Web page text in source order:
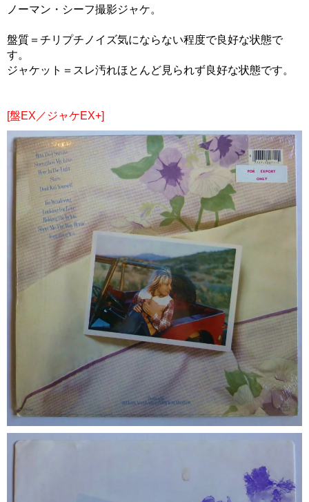
ノーマン・シーフ撮影ジャケ。
盤質＝チリプチノイズ気にならない程度で良好な状態で
す。
ジャケット＝スレ汚れほとんど見られず良好な状態です。
[盤EX／ジャケEX+]